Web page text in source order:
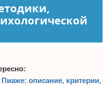
описание, критерии,